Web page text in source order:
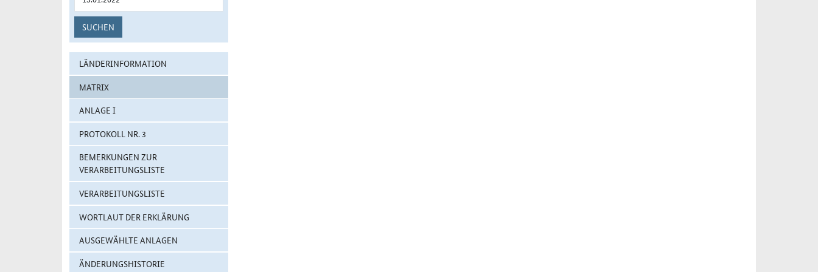
SUCHEN
LÄNDERINFORMATION
MATRIX
ANLAGE I
PROTOKOLL NR. 3
BEMERKUNGEN ZUR
VERARBEITUNGSLISTE
VERARBEITUNGSLISTE
WORTLAUT DER ERKLÄRUNG
AUSGEWÄHLTE ANLAGEN
ÄNDERUNGSHISTORIE